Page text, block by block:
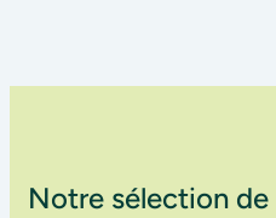
Notre sélection